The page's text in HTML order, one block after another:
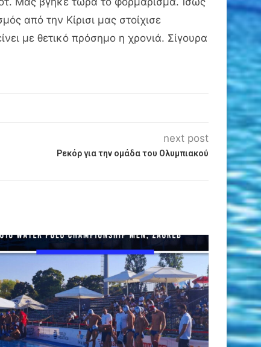
από την Κίρισι μας στοίχισε
με θετικό πρόσημο η χρονιά. Σίγουρα
next post
Ρεκόρ για την ομάδα του Ολυμπιακού